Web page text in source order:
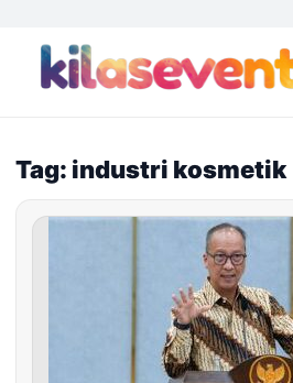
content
Tag: industri kosmetik